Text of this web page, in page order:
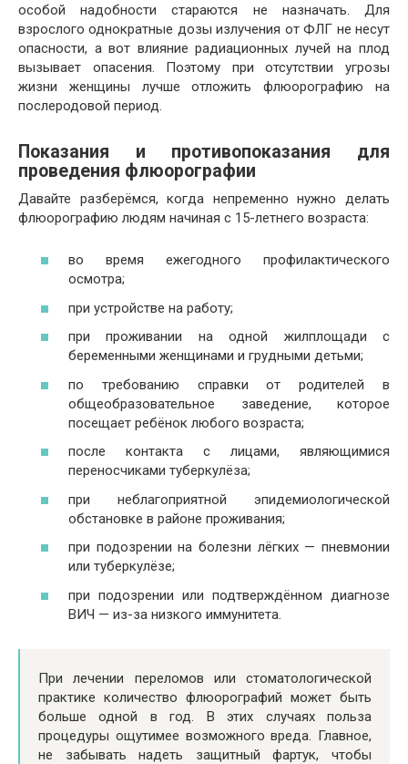
особой надобности стараются не назначать. Для
взрослого однократные дозы излучения от ФЛГ не несут
опасности, а вот влияние радиационных лучей на плод
вызывает опасения. Поэтому при отсутствии угрозы
жизни женщины лучше отложить флюорографию на
послеродовой период.
Показания и противопоказания для
проведения флюорографии
Давайте разберёмся, когда непременно нужно делать
флюорографию людям начиная с 15-летнего возраста:
во время ежегодного профилактического
осмотра;
при устройстве на работу;
при проживании на одной жилплощади с
беременными женщинами и грудными детьми;
по требованию справки от родителей в
общеобразовательное заведение, которое
посещает ребёнок любого возраста;
после контакта с лицами, являющимися
переносчиками туберкулёза;
при неблагоприятной эпидемиологической
обстановке в районе проживания;
при подозрении на болезни лёгких — пневмонии
или туберкулёзе;
при подозрении или подтверждённом диагнозе
ВИЧ — из-за низкого иммунитета.
При лечении переломов или стоматологической
практике количество флюорографий может быть
больше одной в год. В этих случаях польза
процедуры ощутимее возможного вреда. Главное,
не забывать надеть защитный фартук, чтобы